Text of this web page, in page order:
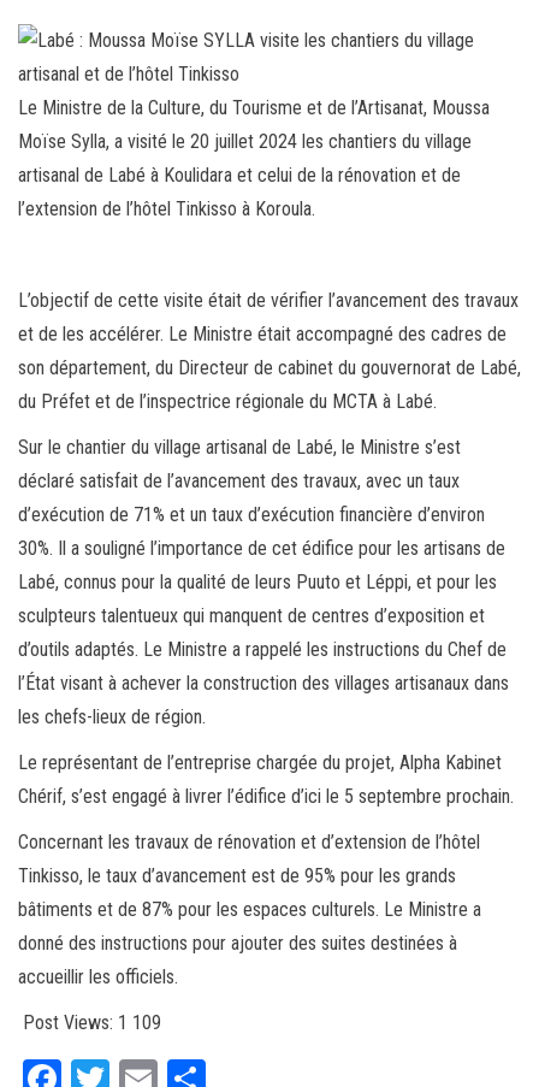
bo
ok
tt
er
ail ag
er
Le Ministre de la Culture, du Tourisme et de l’Artisanat, Moussa
Moïse Sylla, a visité le 20 juillet 2024 les chantiers du village
artisanal de Labé à Koulidara et celui de la rénovation et de
l’extension de l’hôtel Tinkisso à Koroula.
L’objectif de cette visite était de vérifier l’avancement des travaux
et de les accélérer. Le Ministre était accompagné des cadres de
son département, du Directeur de cabinet du gouvernorat de Labé,
du Préfet et de l’inspectrice régionale du MCTA à Labé.
Sur le chantier du village artisanal de Labé, le Ministre s’est
déclaré satisfait de l’avancement des travaux, avec un taux
d’exécution de 71% et un taux d’exécution financière d’environ
30%. Il a souligné l’importance de cet édifice pour les artisans de
Labé, connus pour la qualité de leurs Puuto et Léppi, et pour les
sculpteurs talentueux qui manquent de centres d’exposition et
d’outils adaptés. Le Ministre a rappelé les instructions du Chef de
l’État visant à achever la construction des villages artisanaux dans
les chefs-lieux de région.
Le représentant de l’entreprise chargée du projet, Alpha Kabinet
Chérif, s’est engagé à livrer l’édifice d’ici le 5 septembre prochain.
Concernant les travaux de rénovation et d’extension de l’hôtel
Tinkisso, le taux d’avancement est de 95% pour les grands
bâtiments et de 87% pour les espaces culturels. Le Ministre a
donné des instructions pour ajouter des suites destinées à
accueillir les officiels.
Post Views: 1 109